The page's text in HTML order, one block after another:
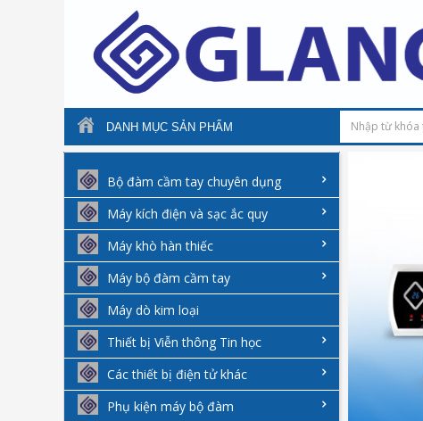
DANH MỤC SẢN PHẨM
Bộ đàm cầm tay chuyên dụng
Máy kích điện và sạc ắc quy
Máy khò hàn thiếc
Máy bộ đàm cầm tay
Máy dò kim loại
Thiết bị Viễn thông Tin học
Các thiết bị điện tử khác
Phụ kiện máy bộ đàm